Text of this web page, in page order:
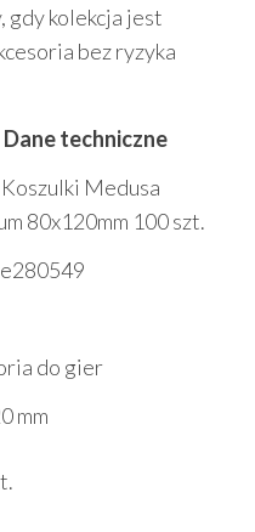
gdy kolekcja jest
bez ryzyka
Dane techniczne
Medusa
80x120mm 100 szt.
do gier
mm